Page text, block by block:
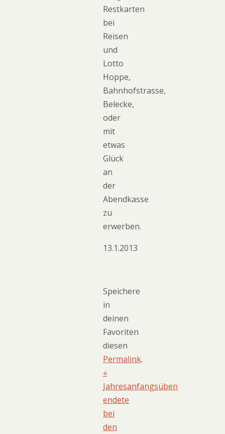
Restkarten
bei
Reisen
und
Lotto
Hoppe,
Bahnhofstrasse,
Belecke,
oder
mit
etwas
Glück
an
der
Abendkasse
zu
erwerben.
13.1.2013
Speichere
in
deinen
Favoriten
diesen
Permalink.
«
Jahresanfangsüben
endete
bei
den